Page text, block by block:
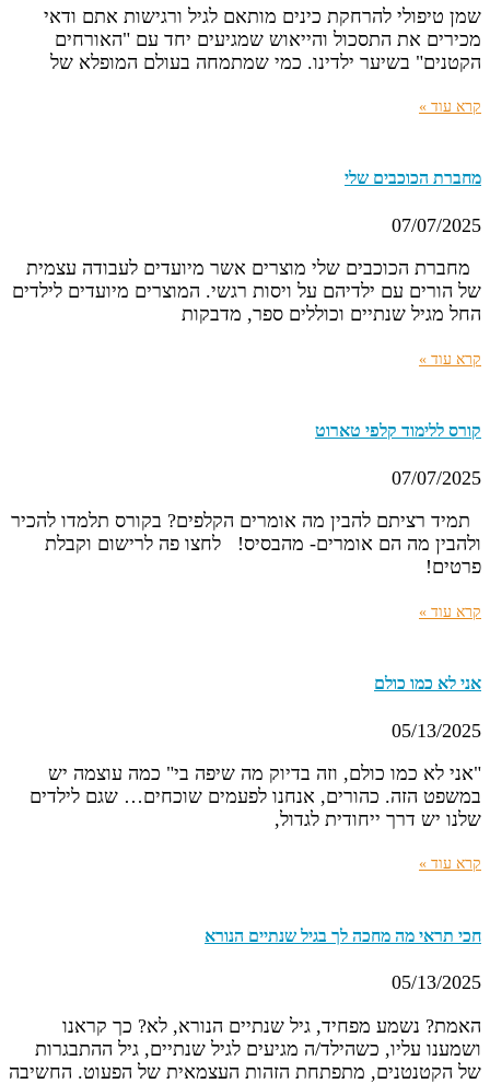
שמן טיפולי להרחקת כינים מותאם לגיל ורגישות אתם ודאי
מכירים את התסכול והייאוש שמגיעים יחד עם "האורחים
הקטנים" בשיער ילדינו. כמי שמתמחה בעולם המופלא של
קרא עוד »
מחברת הכוכבים שלי
07/07/2025
מחברת הכוכבים שלי מוצרים אשר מיועדים לעבודה עצמית
של הורים עם ילדיהם על ויסות רגשי. המוצרים מיועדים לילדים
החל מגיל שנתיים וכוללים ספר, מדבקות
קרא עוד »
קורס ללימוד קלפי טארוט
07/07/2025
תמיד רציתם להבין מה אומרים הקלפים? בקורס תלמדו להכיר
ולהבין מה הם אומרים- מהבסיס! לחצו פה לרישום וקבלת
פרטים!
קרא עוד »
אני לא כמו כולם
05/13/2025
"אני לא כמו כולם, וזה בדיוק מה שיפה בי" כמה עוצמה יש
במשפט הזה. כהורים, אנחנו לפעמים שוכחים… שגם לילדים
שלנו יש דרך ייחודית לגדול,
קרא עוד »
חכי תראי מה מחכה לך בגיל שנתיים הנורא
05/13/2025
האמת? נשמע מפחיד, גיל שנתיים הנורא, לא? כך קראנו
ושמענו עליו, כשהילד/ה מגיעים לגיל שנתיים, גיל ההתבגרות
של הקטנטנים, מתפתחת הזהות העצמאית של הפעוט. החשיבה